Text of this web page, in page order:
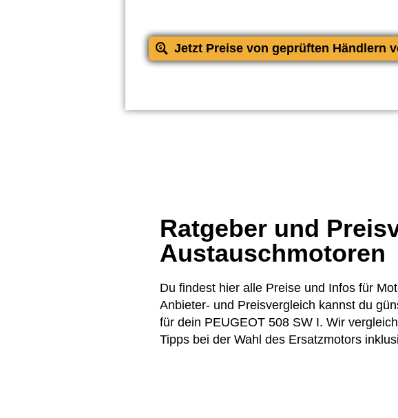
Jetzt Preise von geprüften Händlern
Ratgeber und
Austauschmotoren
Du findest hier alle Preise und Infos für
Anbieter- und Preisvergleich kannst du
für dein PEUGEOT 508 SW I. Wir
Tipps bei der Wahl des Ersatzmotors